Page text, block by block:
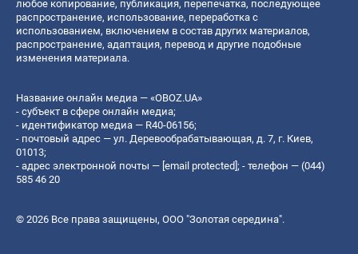
любое копирование, публикация, перепечатка, последующее
распространение, использование, переработка с
использованием, включением в состав других материалов,
распространение, адаптация, перевод и другие подобные
изменения материала.
Название онлайн медиа — «OBOZ.UA»
- субъект в сфере онлайн медиа;
- идентификатор медиа — R40-06156;
- почтовый адрес — ул. Деревообрабатывающая, д. 7, г. Киев,
01013;
- адрес электронной почты — [email protected]; - телефон — (044)
585 46 20
© 2026 Все права защищены, ООО "Золотая середина".